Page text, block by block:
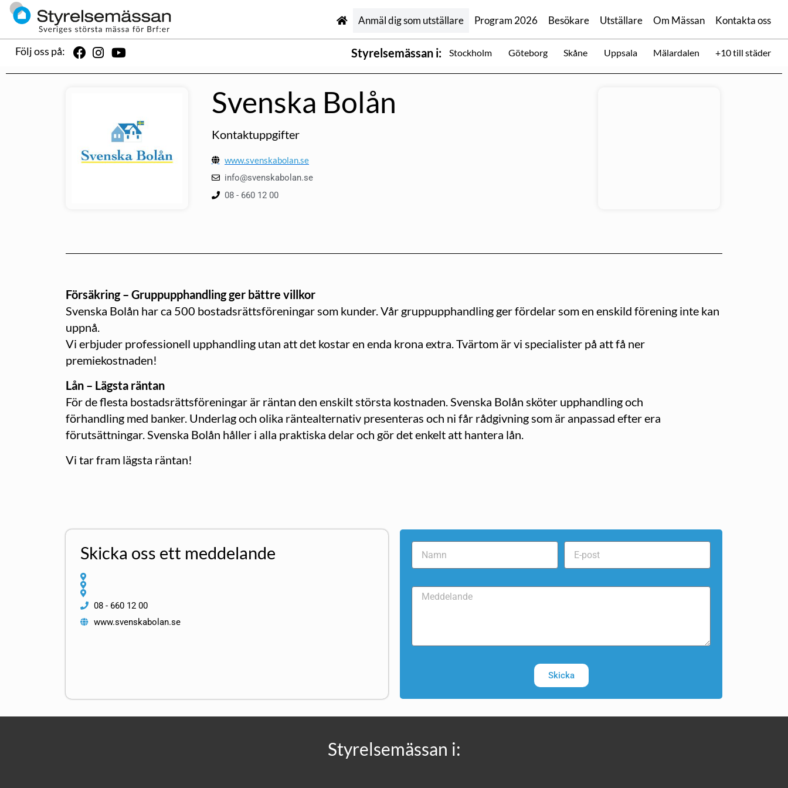
Anmäl dig som utställare Program 2026 Besökare Utställare Om Mässan Kontakta oss
Följ oss på: Styrelsemässan i: Stockholm Göteborg Skåne Uppsala Mälardalen +10 till städer
Svenska Bolån
Kontaktuppgifter
www.svenskabolan.se
info@svenskabolan.se
08 - 660 12 00
Försäkring – Gruppupphandling ger bättre villkor
Svenska Bolån har ca 500 bostadsrättsföreningar som kunder. Vår gruppupphandling ger fördelar som en enskild förening inte kan
uppnå.
Vi erbjuder professionell upphandling utan att det kostar en enda krona extra. Tvärtom är vi specialister på att få ner
premiekostnaden!
Lån – Lägsta räntan
För de flesta bostadsrättsföreningar är räntan den enskilt största kostnaden. Svenska Bolån sköter upphandling och
förhandling med banker. Underlag och olika räntealternativ presenteras och ni får rådgivning som är anpassad efter era
förutsättningar. Svenska Bolån håller i alla praktiska delar och gör det enkelt att hantera lån.
Vi tar fram lägsta räntan!
Skicka oss ett meddelande
08 - 660 12 00
www.svenskabolan.se
Skicka
Styrelsemässan i: